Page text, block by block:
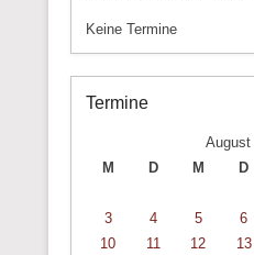
Keine Termine
Termine
August
M
D M D
3
4 5 6
10
11 12 13